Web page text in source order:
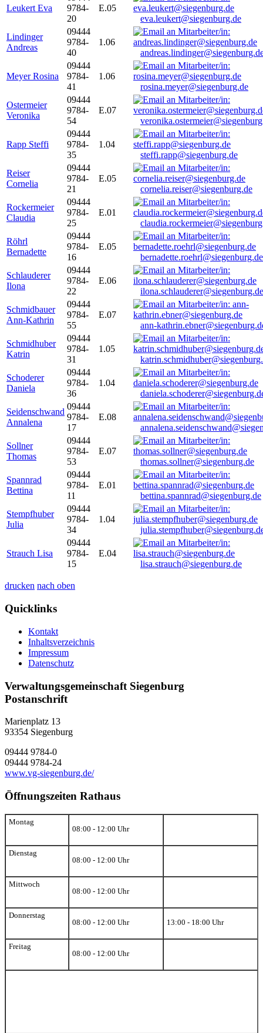
Leukert Eva
9784-
20
E.05
eva.leukert@siegenburg.de
Lindinger
Andreas
09444
9784-
40
1.06
Meyer Rosina
09444
9784-
41
1.06
rosina.meyer@siegenburg.de
Ostermeier
Veronika
09444
9784-
54
E.07
Rapp Steffi
09444
9784-
35
1.04
steffi.rapp@siegenburg.de
Reiser
Cornelia
09444
9784-
21
E.05
cornelia.reiser@siegenburg.de
Rockermeier
Claudia
09444
9784-
25
E.01
Röhrl
Bernadette
09444
9784-
16
E.05
bernadette.roehrl@siegenburg.de
Schlauderer
Ilona
09444
9784-
22
E.06
ilona.schlauderer@siegenburg.de
Schmidbauer
Ann-Kathrin
09444
9784-
55
E.07
ann-
Schmidhuber
Katrin
09444
9784-
31
1.05
Schoderer
Daniela
09444
9784-
36
1.04
Seidenschwand
Annalena
09444
9784-
17
E.08
Sollner
Thomas
09444
9784-
53
E.07
thomas.sollner@siegenburg.de
Spannrad
Bettina
09444
9784-
11
E.01
bettina.spannrad@siegenburg.de
Stempfhuber
Julia
09444
9784-
34
1.04
Strauch Lisa
09444
9784-
15
E.04
lisa.strauch@siegenburg.de
drucken nach oben
Quicklinks
Kontakt
Inhaltsverzeichnis
Impressum
Datenschutz
Verwaltungsgemeinschaft Siegenburg
Postanschrift
Marienplatz 13
93354 Siegenburg
09444 9784-0
09444 9784-24
www.vg-siegenburg.de/
Öffnungszeiten Rathaus
Montag
08:00 - 12:00 Uhr
Dienstag
08:00 - 12:00 Uhr
Mittwoch
08:00 - 12:00 Uhr
Donnerstag
08:00 - 12:00 Uhr
13:00 - 18:00 Uhr
Freitag
08:00 - 12:00 Uhr